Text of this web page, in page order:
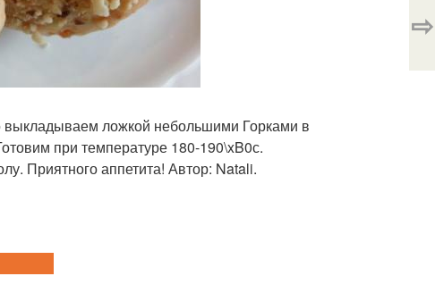
выкладываем ложкой небольшими Горками в
при температуре 180-190\xB0с.
Приятного аппетита! Автор: Natali.
⇨